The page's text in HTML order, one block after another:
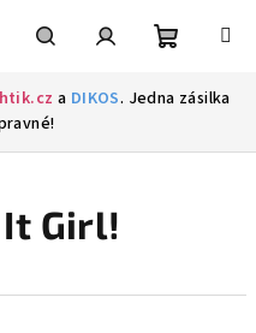
a DIKOS. Jedna zásilka
Girl!